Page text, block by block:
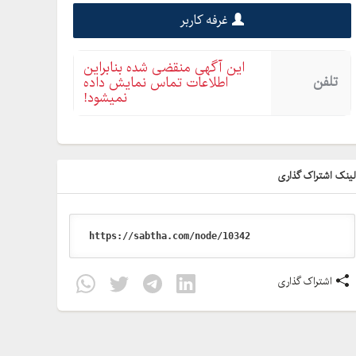
غرفه کاربر
تلفن
این آگهی منقضی شده بنابراین
اطلاعات تماس نمایش داده
نمیشود!
اشتراک گذاری
اشتراک گذاری